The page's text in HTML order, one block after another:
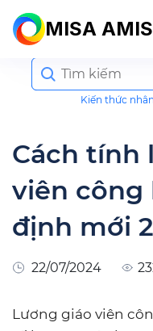
MISA AMIS
Kiến thức
Search
for:
Cách tính
viên công
định mới
22/07/2024
Lương giáo viên